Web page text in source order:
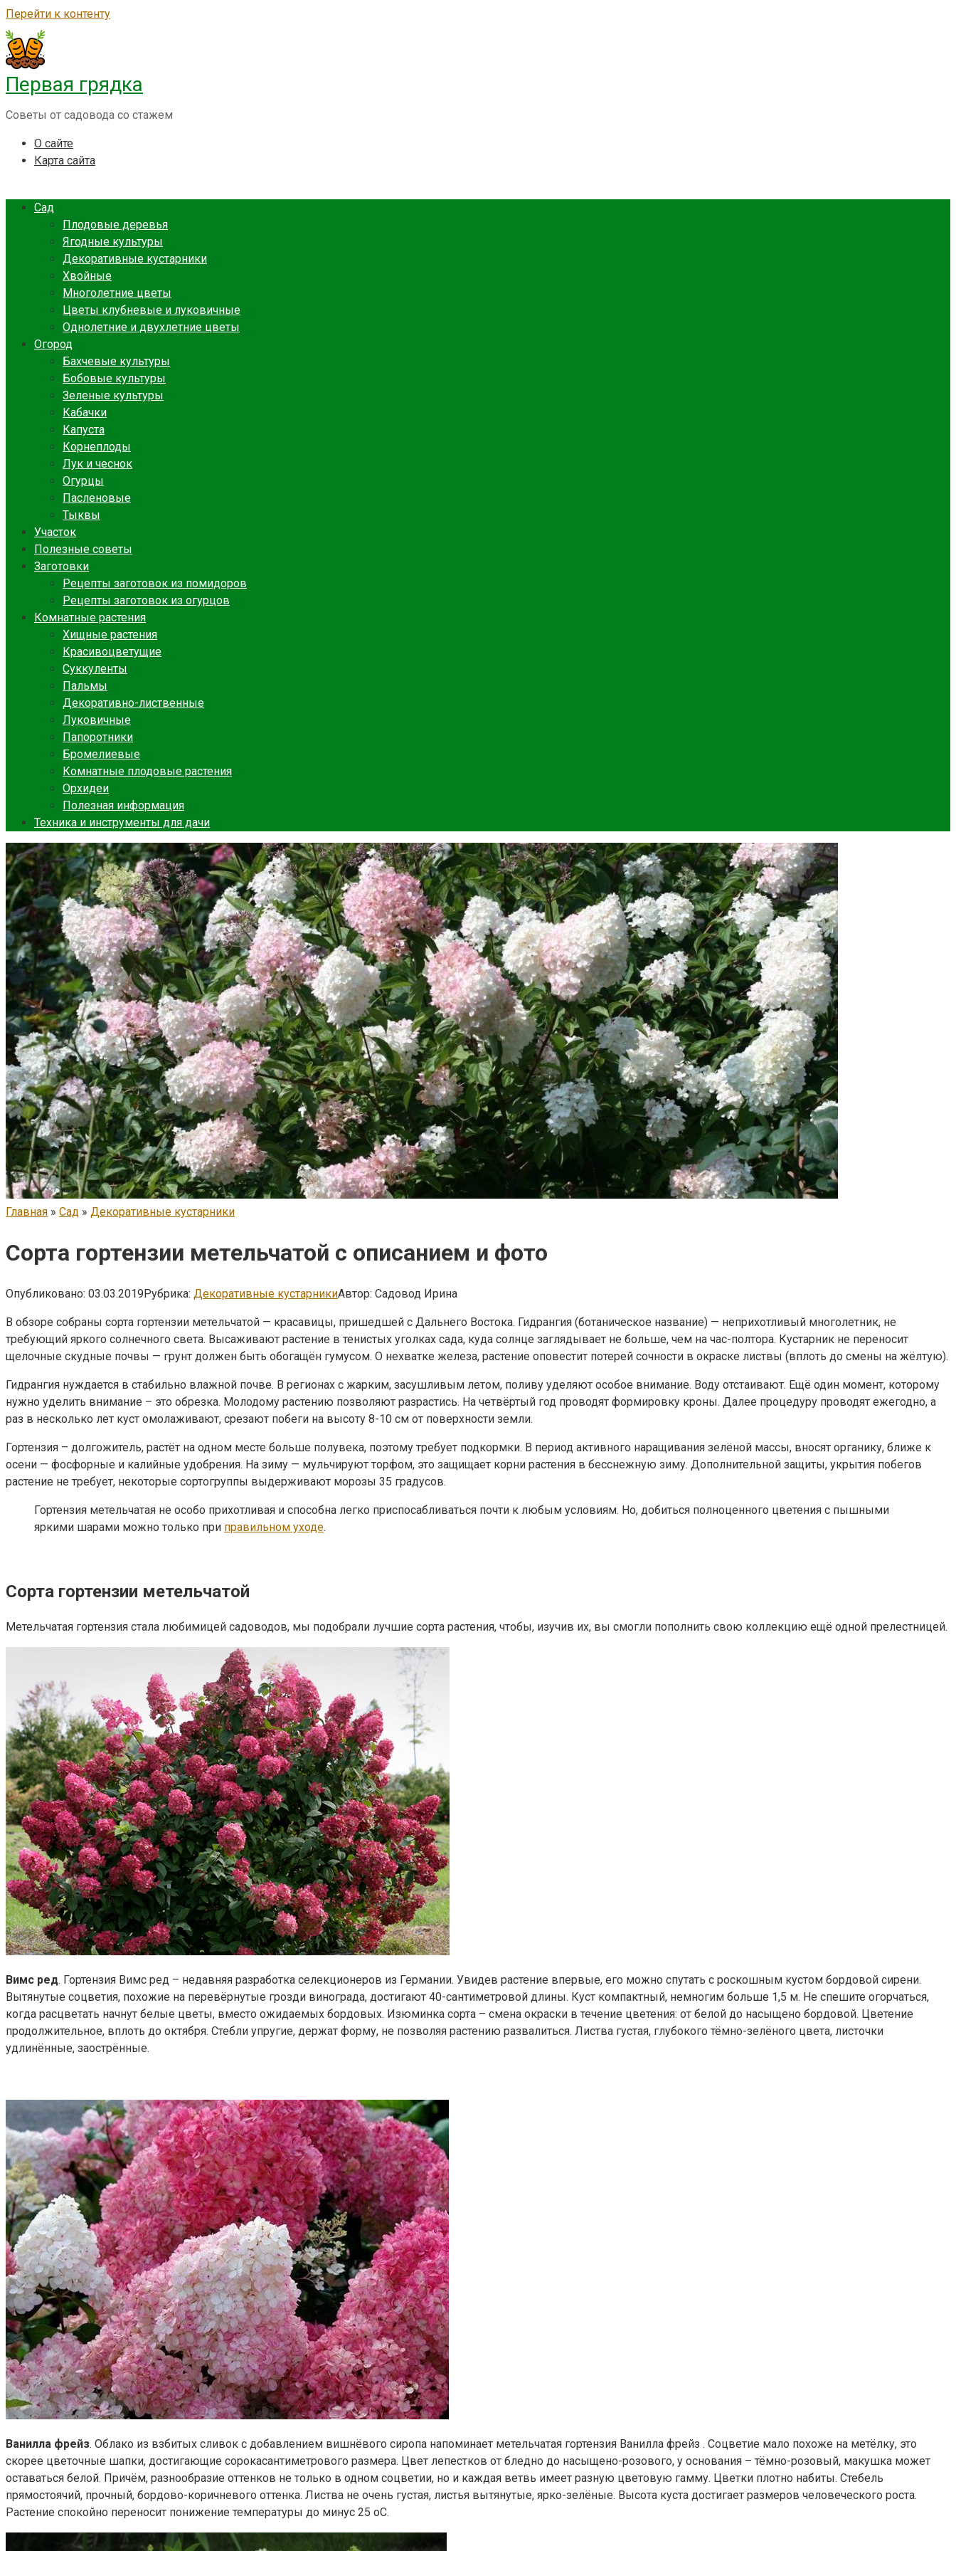
Перейти к контенту
Первая грядка
Советы от садовода со стажем
О сайте
Карта сайта
Сад
Плодовые деревья
Ягодные культуры
Декоративные кустарники
Хвойные
Многолетние цветы
Цветы клубневые и луковичные
Однолетние и двухлетние цветы
Огород
Бахчевые культуры
Бобовые культуры
Зеленые культуры
Кабачки
Капуста
Корнеплоды
Лук и чеснок
Огурцы
Пасленовые
Тыквы
Участок
Полезные советы
Заготовки
Рецепты заготовок из помидоров
Рецепты заготовок из огурцов
Комнатные растения
Хищные растения
Красивоцветущие
Суккуленты
Пальмы
Декоративно-лиственные
Луковичные
Папоротники
Бромелиевые
Комнатные плодовые растения
Орхидеи
Полезная информация
Техника и инструменты для дачи
Главная » Сад » Декоративные кустарники
Сорта гортензии метельчатой с описанием и фото
Опубликовано: 03.03.2019Рубрика: Декоративные кустарникиАвтор: Садовод Ирина
В обзоре собраны сорта гортензии метельчатой — красавицы, пришедшей с Дальнего Востока. Гидрангия (ботаническое название) — неприхотливый многолетник, не
требующий яркого солнечного света. Высаживают растение в тенистых уголках сада, куда солнце заглядывает не больше, чем на час-полтора. Кустарник не переносит
щелочные скудные почвы — грунт должен быть обогащён гумусом. О нехватке железа, растение оповестит потерей сочности в окраске листвы (вплоть до смены на жёлтую).
Гидрангия нуждается в стабильно влажной почве. В регионах с жарким, засушливым летом, поливу уделяют особое внимание. Воду отстаивают. Ещё один момент, которому
нужно уделить внимание – это обрезка. Молодому растению позволяют разрастись. На четвёртый год проводят формировку кроны. Далее процедуру проводят ежегодно, а
раз в несколько лет куст омолаживают, срезают побеги на высоту 8-10 см от поверхности земли.
Гортензия – долгожитель, растёт на одном месте больше полувека, поэтому требует подкормки. В период активного наращивания зелёной массы, вносят органику, ближе к
осени — фосфорные и калийные удобрения. На зиму — мульчируют торфом, это защищает корни растения в бесснежную зиму. Дополнительной защиты, укрытия побегов
растение не требует, некоторые сортогруппы выдерживают морозы 35 градусов.
Гортензия метельчатая не особо прихотливая и способна легко приспосабливаться почти к любым условиям. Но, добиться полноценного цветения с пышными
яркими шарами можно только при правильном уходе.
Сорта гортензии метельчатой
Метельчатая гортензия стала любимицей садоводов, мы подобрали лучшие сорта растения, чтобы, изучив их, вы смогли пополнить свою коллекцию ещё одной прелестницей.
Вимс ред. Гортензия Вимс ред – недавняя разработка селекционеров из Германии. Увидев растение впервые, его можно спутать с роскошным кустом бордовой сирени.
Вытянутые соцветия, похожие на перевёрнутые грозди винограда, достигают 40-сантиметровой длины. Куст компактный, немногим больше 1,5 м. Не спешите огорчаться,
когда расцветать начнут белые цветы, вместо ожидаемых бордовых. Изюминка сорта – смена окраски в течение цветения: от белой до насыщено бордовой. Цветение
продолжительное, вплоть до октября. Стебли упругие, держат форму, не позволяя растению развалиться. Листва густая, глубокого тёмно-зелёного цвета, листочки
удлинённые, заострённые.
Ванилла фрейз. Облако из взбитых сливок с добавлением вишнёвого сиропа напоминает метельчатая гортензия Ванилла фрейз . Соцветие мало похоже на метёлку, это
скорее цветочные шапки, достигающие сорокасантиметрового размера. Цвет лепестков от бледно до насыщено-розового, у основания – тёмно-розовый, макушка может
оставаться белой. Причём, разнообразие оттенков не только в одном соцветии, но и каждая ветвь имеет разную цветовую гамму. Цветки плотно набиты. Стебель
прямостоячий, прочный, бордово-коричневого оттенка. Листва не очень густая, листья вытянутые, ярко-зелёные. Высота куста достигает размеров человеческого роста.
Растение спокойно переносит понижение температуры до минус 25 оС.